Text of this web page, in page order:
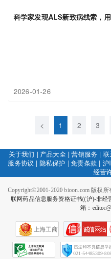
科学家发现ALS新致病线索，用
2026-01-26
< 1 2 3
关于我们 | 产品大全|营销服务 | 联
服务协议 | 隐私保护 |免责条款 | 沪
经营
Copyright©2001-2020 bioon.com 版权
联网药品信息服务资格证书((沪)-非经
箱：
上海工商
021-54485309-